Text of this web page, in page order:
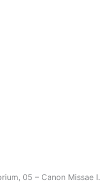
05 – Canon Missae I.